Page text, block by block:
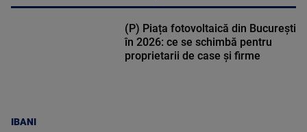
IBANI
(P) Piața fotovoltaică din București
în 2026: ce se schimbă pentru
proprietarii de case și firme